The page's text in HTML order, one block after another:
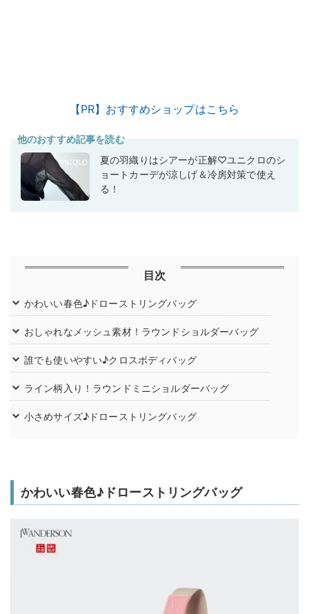
【PR】おすすめショップはこちら
他のおすすめ記事を読む
夏の羽織りはシアーが正解♡ユニクロのシ
ョートカーデが涼しげ＆冷房対策で使え
る！
目次
かわいい春色♪ドローストリングバッグ
おしゃれなメッシュ素材！ラウンドショルダーバッグ
誰でも使いやすい♪クロスボディバッグ
ライン柄入り！ラウンドミニショルダーバッグ
小さめサイズ♪ドローストリングバッグ
かわいい春色♪ドローストリングバッグ